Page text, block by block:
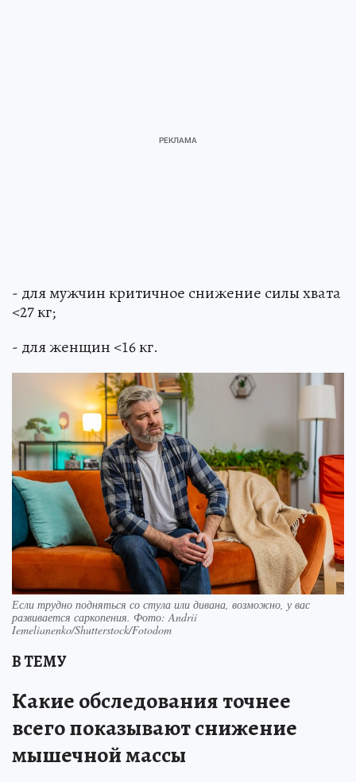
- для мужчин критичное снижение силы хвата
<27 кг;
- для женщин <16 кг.
Если трудно подняться со стула или дивана, возможно, у вас
развивается саркопения. Фото: Andrii
Iemelianenko/Shutterstock/Fotodom
В ТЕМУ
Какие обследования точнее
всего показывают снижение
мышечной массы